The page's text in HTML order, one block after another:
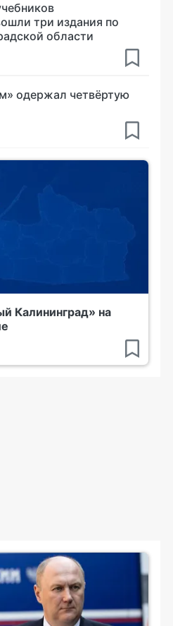
три издания по
области
одержал четвёртую
Калининград» на